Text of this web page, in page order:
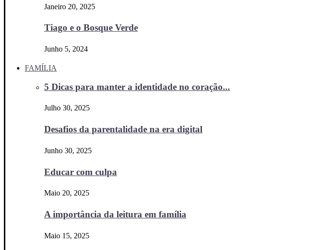
Janeiro 20, 2025
Tiago e o Bosque Verde
Junho 5, 2024
FAMÍLIA
5 Dicas para manter a identidade no coração...
Julho 30, 2025
Desafios da parentalidade na era digital
Junho 30, 2025
Educar com culpa
Maio 20, 2025
A importância da leitura em família
Maio 15, 2025